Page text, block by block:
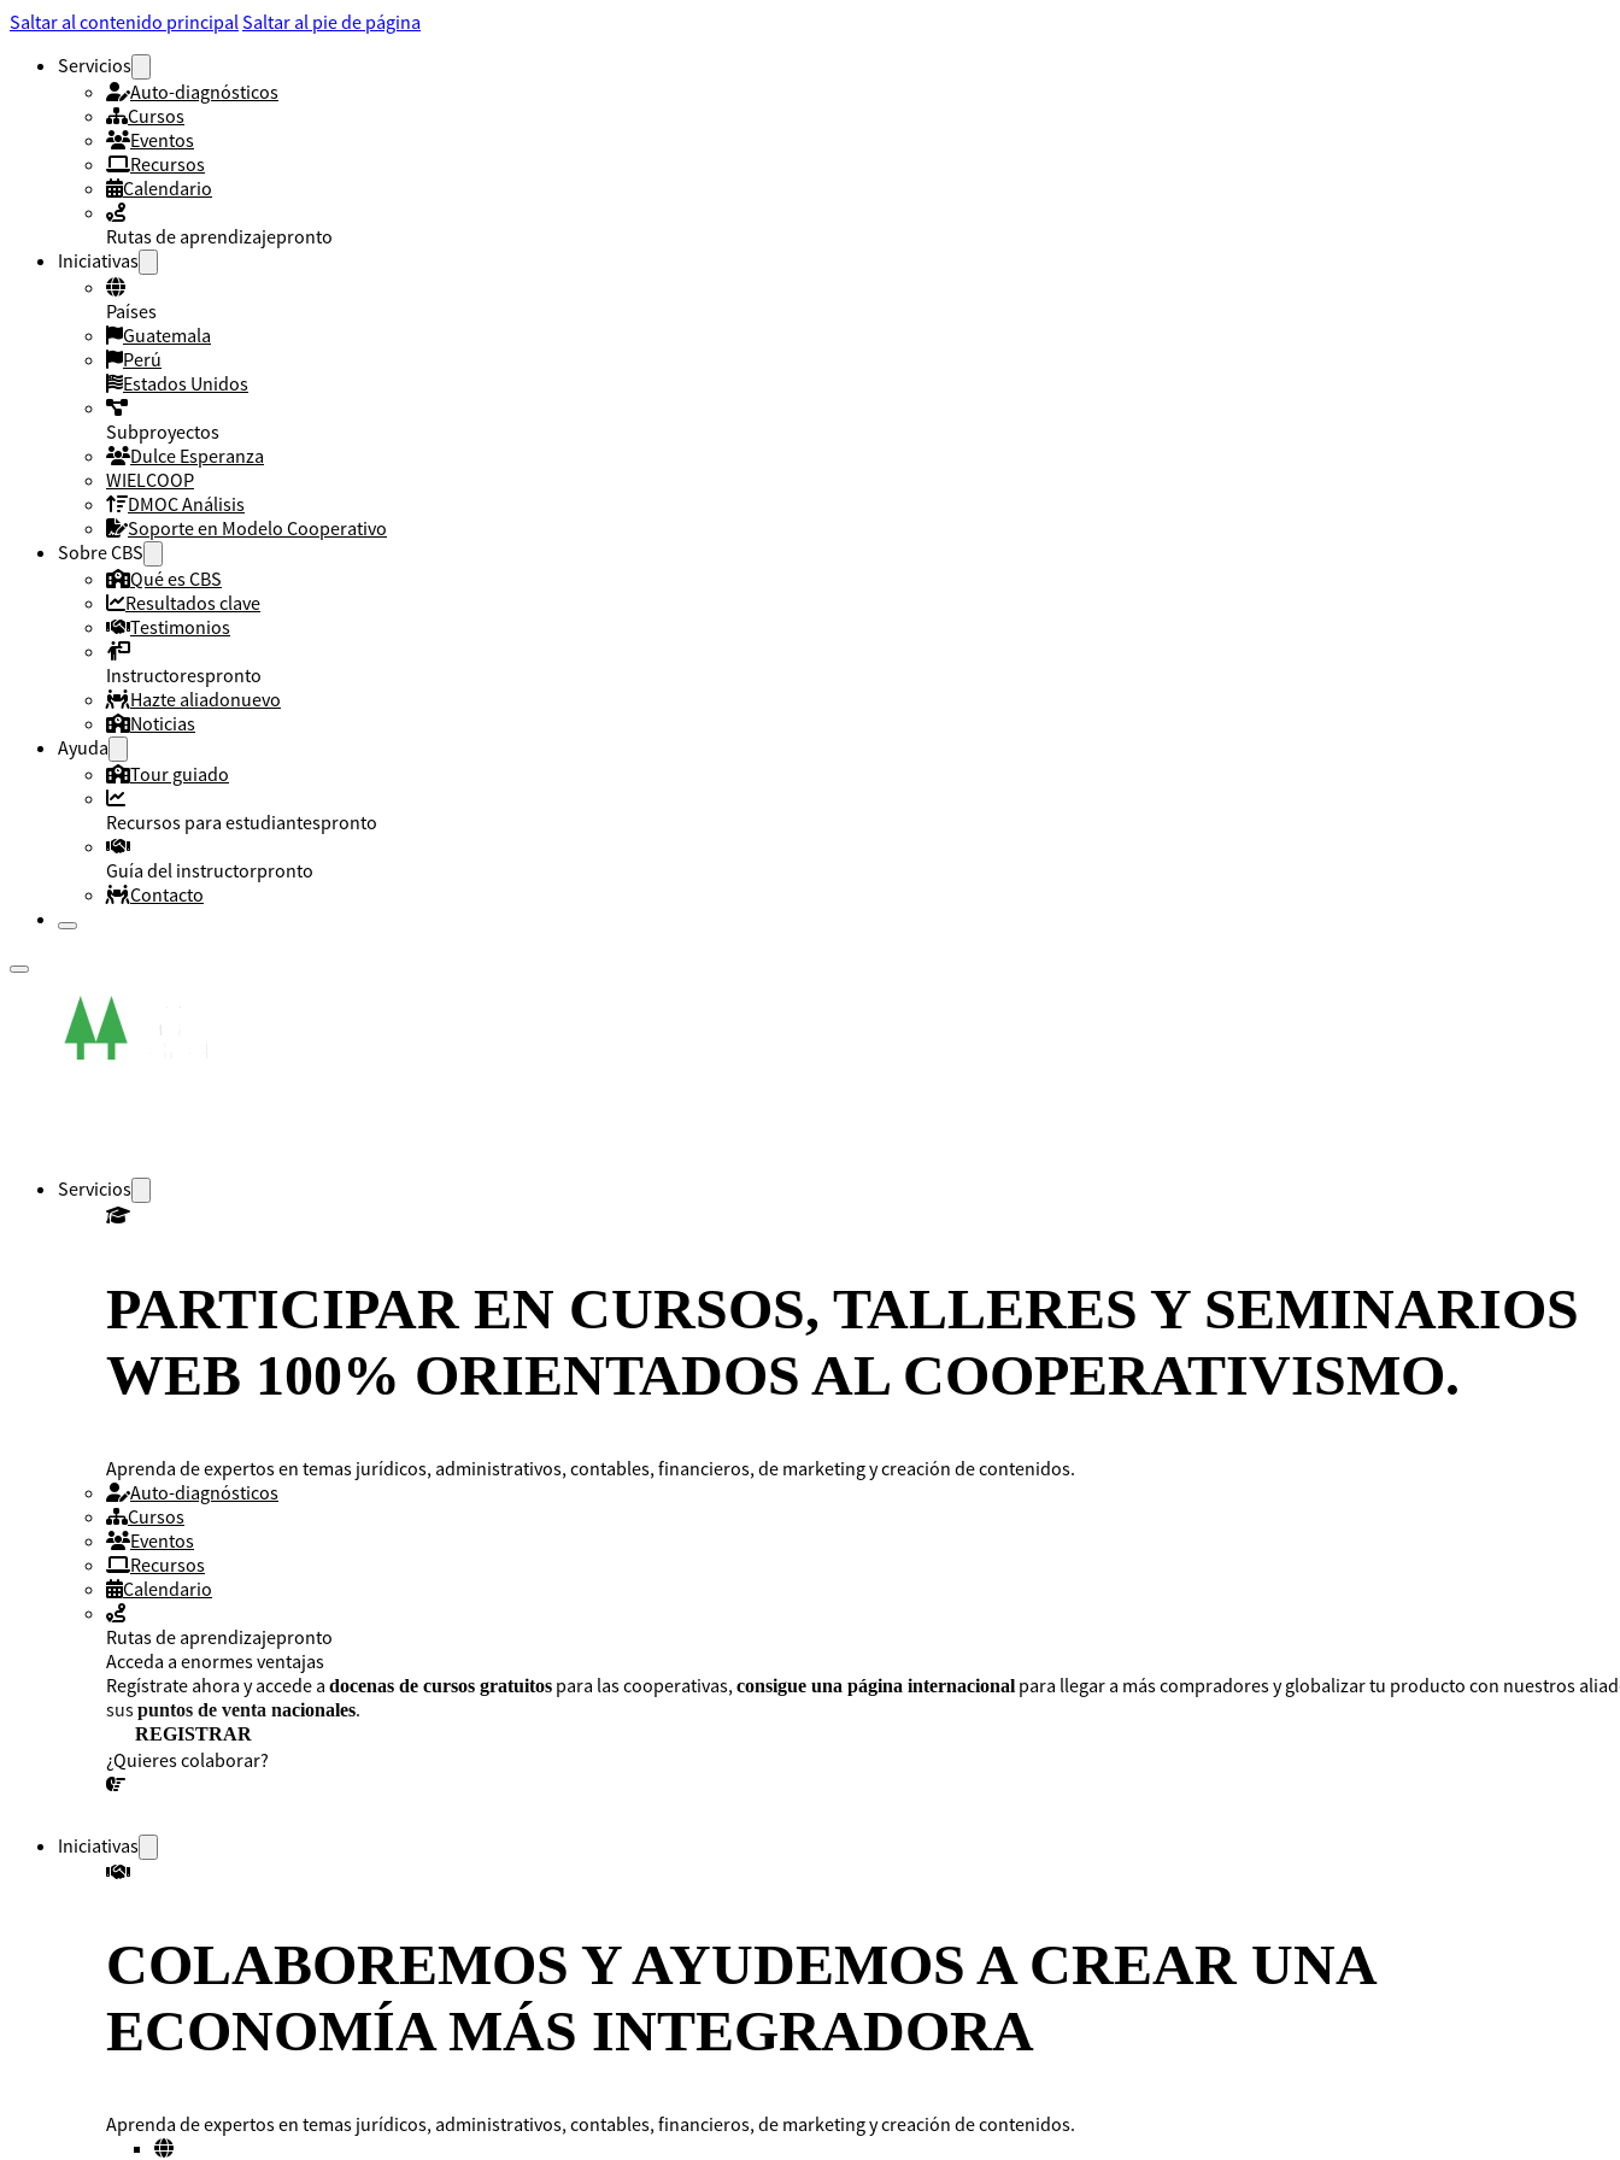
Saltar al contenido principalSaltar al pie de página
Servicios
Auto-diagnósticos
Cursos
Eventos
Recursos
Calendario
Rutas de aprendizajepronto
Iniciativas
Países
Guatemala
Perú
Estados Unidos
Subproyectos
Dulce Esperanza
WIELCOOP
DMOC Análisis
Soporte en Modelo Cooperativo
Sobre CBS
Qué es CBS
Resultados clave
Testimonios
Instructorespronto
Hazte aliadonuevo
Noticias
Ayuda
Tour guiado
Recursos para estudiantespronto
Guía del instructorpronto
Contacto
Servicios
PARTICIPAR EN CURSOS, TALLERES Y SEMINARIOS
WEB 100% ORIENTADOS AL COOPERATIVISMO.
Aprenda de expertos en temas jurídicos, administrativos, contables, financieros, de marketing y creación de contenidos.
Auto-diagnósticos
Cursos
Eventos
Recursos
Calendario
Rutas de aprendizajepronto
Acceda a enormes ventajas
Regístrate ahora y accede a docenas de cursos gratuitos para las cooperativas, consigue una página internacional para llegar a más compradores y globalizar tu producto con nuestros
suspuntos de venta nacionales.
REGISTRAR
¿Quieres colaborar?
Iniciativas
COLABOREMOS Y AYUDEMOS A CREAR UNA
ECONOMÍA MÁS INTEGRADORA
Aprenda de expertos en temas jurídicos, administrativos, contables, financieros, de marketing y creación de contenidos.